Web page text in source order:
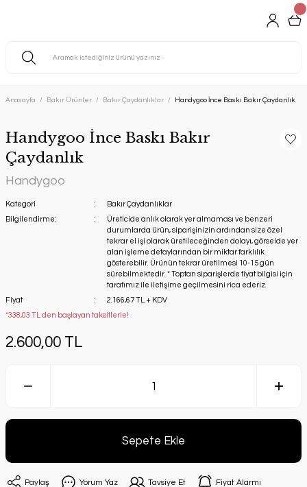
Anasayfa Bakır Ürünler Bakır Çaydanlıklar Handygoo İnce Baskı Bakır Çaydanlık
Handygoo İnce Baskı Bakır
Çaydanlık
Handygoo
Kategori
Bakır Çaydanlıklar
Bilgilendirme:
Üreticide anlık olarak yer almaması ve benzeri
durumlarda ürün, siparişinizin ardından size özel
tekrar el işi olarak üretileceğinden dolayı, görselde yer
alan işleme detaylarından bir miktar farklılık
gösterebilir. Ürünün tekrar üretilmesi 10-15 gün
sürebilmektedir. * Toptan siparişlerde fiyat bilgisi için
tarafımız ile iletişime geçilmesini rica ederiz.
Fiyat
2.166,67 TL + KDV
*338,03 TL den başlayan taksitlerle!
2.600,00 TL
Sepete Ekle
Paylaş Yorum Yaz Tavsiye Et Fiyat Alarmı